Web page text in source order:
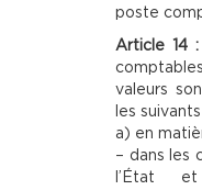
poste
Article 14 :
valeurs
les suivants
a) en
– dans les
l’État